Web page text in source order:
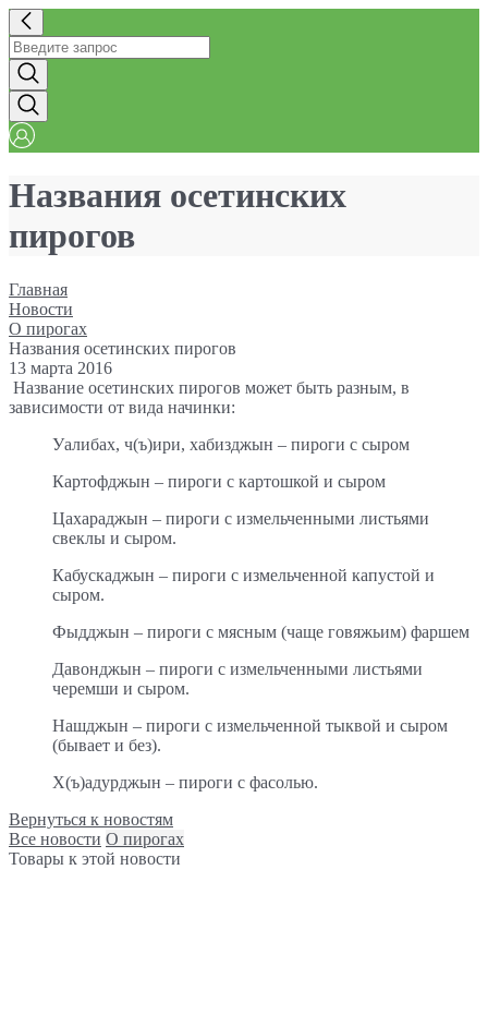
Названия осетинских
пирогов
Главная
Новости
О пирогах
Названия осетинских пирогов
13 марта 2016
Название осетинских пирогов может быть разным, в
зависимости от вида начинки:
Уалибах, ч(ъ)ири, хабизджын – пироги с сыром
Картофджын – пироги с картошкой и сыром
Цахараджын – пироги с измельченными листьями
свеклы и сыром.
Кабускаджын – пироги с измельченной капустой и
сыром.
Фыдджын – пироги с мясным (чаще говяжьим) фаршем
Давонджын – пироги с измельченными листьями
черемши и сыром.
Нашджын – пироги с измельченной тыквой и сыром
(бывает и без).
Х(ъ)адурджын – пироги с фасолью.
Вернуться к новостям
Все новости О пирогах
Товары к этой новости